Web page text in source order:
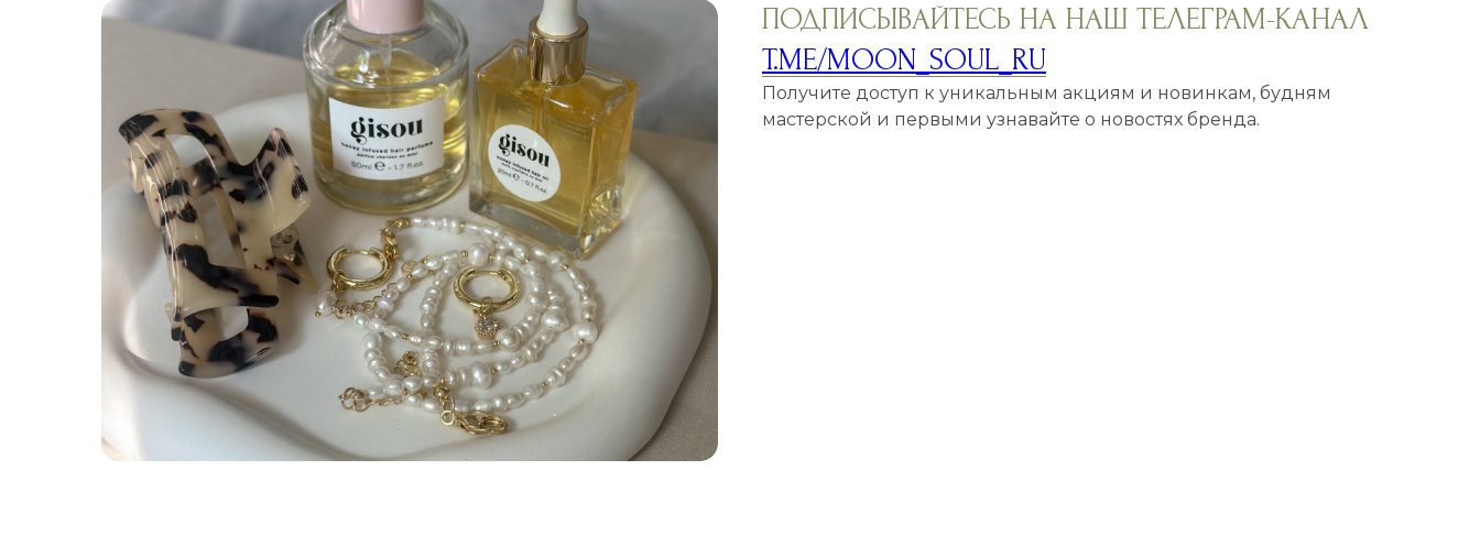
ПОДПИСЫВАЙТЕСЬ НА НАШ ТЕЛЕГРАМ-КАНАЛ
T.ME/MOON_SOUL_RU
Получите доступ к уникальным акциям и новинкам, будням
мастерской и первыми узнавайте о новостях бренда.